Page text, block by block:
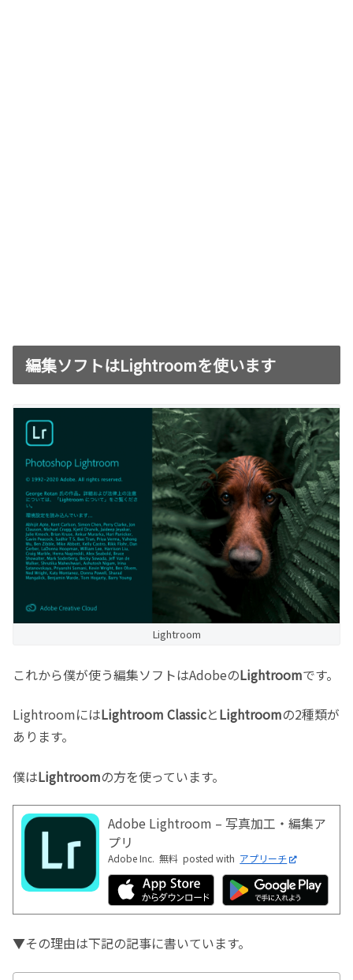
編集ソフトはLightroomを使います
Lightroom
これから僕が使う編集ソフトはAdobeのLightroomです。
LightroomにはLightroom ClassicとLightroomの2種類が
あります。
僕はLightroomの方を使っています。
Adobe Lightroom – 写真加工・編集ア
プリ
Adobe Inc. 無料 posted with アプリーチ
▼その理由は下記の記事に書いています。